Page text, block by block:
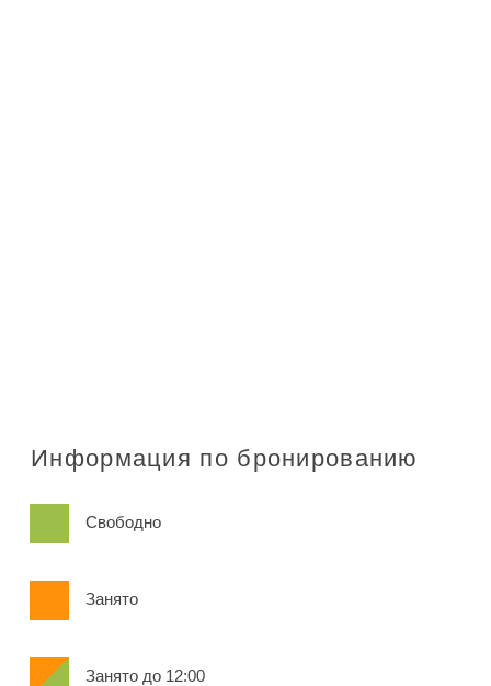
Информация по бронированию
Свободно
Занято
Занято до 12:00